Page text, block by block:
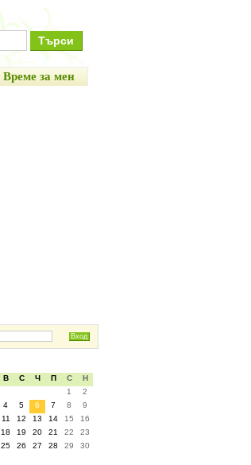
Време за мен
В С Ч П С
Н
1
2
4 5 6 7 8
9
11 12 13 14 15
16
18 19 20 21 22
23
25 26 27 28 29
30